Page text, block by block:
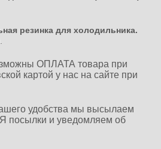
резинка для холодильника.
ОПЛАТА товара при
картой у нас на сайте при
удобства мы высылаем
и уведомляем об